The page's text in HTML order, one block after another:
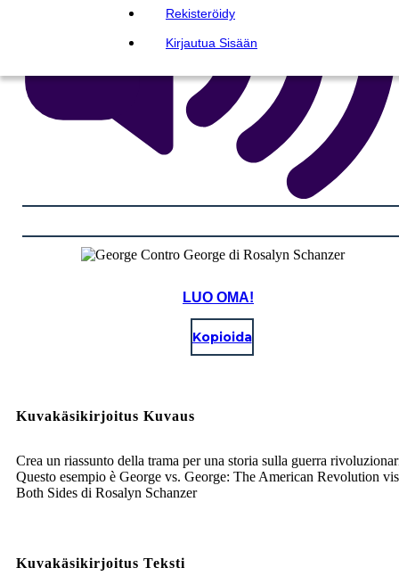
Rekisteröidy
Kirjautua Sisään
LUO OMA!
Kopioida
Kuvakäsikirjoitus Kuvaus
Crea un riassunto della trama per una storia sulla guerra
Questo esempio è George vs. George: The American Revolution
Both Sides di Rosalyn Schanzer
Kuvakäsikirjoitus Teksti